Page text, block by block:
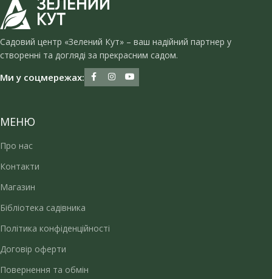
Садовий центр «Зелений Кут» – ваш надійний партнер у
створенні та догляді за прекрасним садом.
Ми у соцмережах:
МЕНЮ
Про нас
Контакти
Магазин
Бібліотека садівника
Політика конфіденційності
Договір оферти
Повернення та обмін